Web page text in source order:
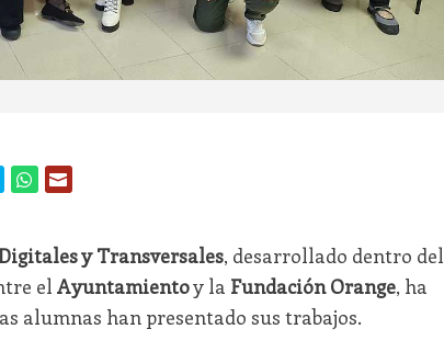
y Transversales, desarrollado dentro del
el Ayuntamientoy la Fundación Orange, ha
alumnas han presentado sus trabajos.